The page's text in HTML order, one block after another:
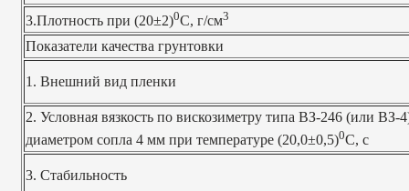
3.Плотность при (20±2)0С, г/см3
Показатели качества грунтовки
1. Внешний вид пленки
2. Условная вязкость по вискозиметру типа ВЗ-246 (или ВЗ-
диаметром сопла 4 мм при температуре (20,0±0,5)0С, с
3. Стабильность